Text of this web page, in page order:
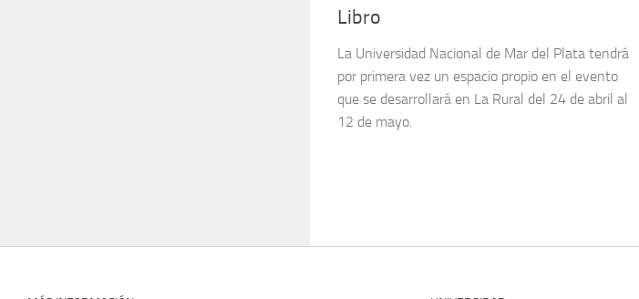
Libro
La Universidad Nacional de Mar del Plata tendrá
por primera vez un espacio propio en el evento
que se desarrollará en La Rural del 24 de abril al
12 de mayo.